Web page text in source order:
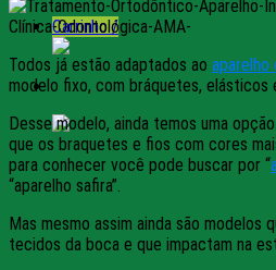
Carrinho /
Todos já estão adaptados ao
modelo fixo, com bráquetes, elásticos
Desse modelo, ainda temos uma
que os braquetes e fios com cores
para conhecer você pode buscar por “
“aparelho safira”.
Mas mesmo assim ainda são modelos
tecidos da boca e que impactam na